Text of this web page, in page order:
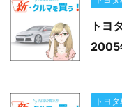
トヨ
2005
トヨ